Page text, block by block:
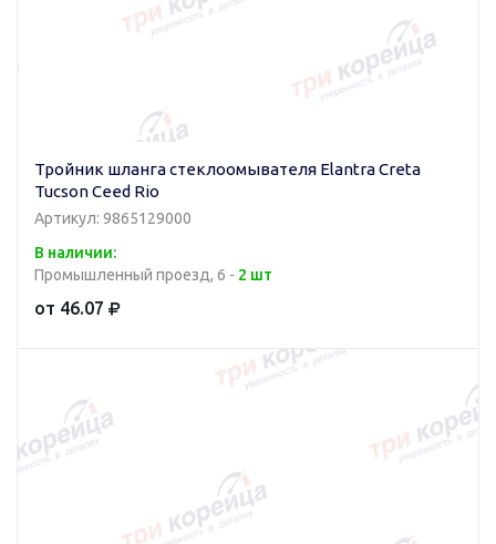
Тройник шланга стеклоомывателя Elantra Creta
Tucson Ceed Rio
Артикул: 9865129000
В наличии:
Промышленный проезд, 6 - 2 шт
от 46.07